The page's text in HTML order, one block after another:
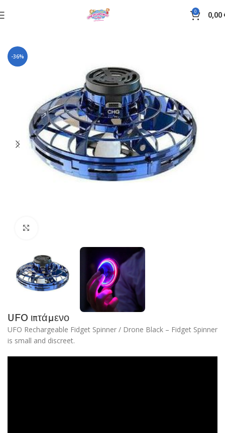
0 0,00
-36%
UFO ιπτάμενο
UFO Rechargeable Fidget Spinner / Drone Black – Fidget Spinner
is small and discreet.